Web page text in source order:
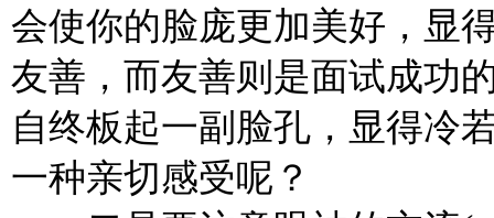
会使你的脸庞更加美好，显
友善，而友善则是面试成功
自终板起一副脸孔，显得冷
一种亲切感受呢？